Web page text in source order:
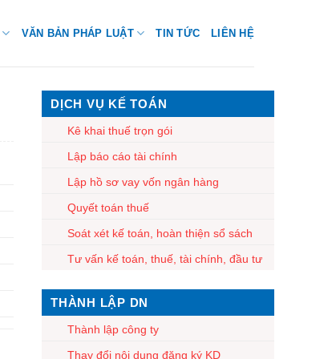
VĂN BẢN PHÁP LUẬT TIN TỨC LIÊN HỆ
DỊCH VỤ KẾ TOÁN
Kê khai thuế trọn gói
Lập báo cáo tài chính
Lập hồ sơ vay vốn ngân hàng
Quyết toán thuế
Soát xét kế toán, hoàn thiện sổ sách
Tư vấn kế toán, thuế, tài chính, đầu tư
THÀNH LẬP DN
Thành lập công ty
Thay đổi nội dung đăng ký KD